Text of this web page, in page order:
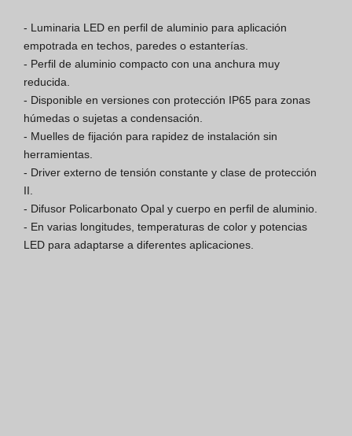
Finishes Book
BOYA OUT Shapes
Soluciones Acústicas
Mejores Proyectos
- Luminaria LED en perfil de aluminio para aplicación
empotrada en techos, paredes o estanterías.
- Perfil de aluminio compacto con una anchura muy
reducida.
- Disponible en versiones con protección IP65 para zonas
húmedas o sujetas a condensación.
- Muelles de fijación para rapidez de instalación sin
herramientas.
- Driver externo de tensión constante y clase de protección
II.
- Difusor Policarbonato Opal y cuerpo en perfil de aluminio.
- En varias longitudes, temperaturas de color y potencias
LED para adaptarse a diferentes aplicaciones.